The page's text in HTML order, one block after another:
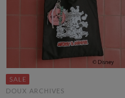
DOUX ARCHIVES